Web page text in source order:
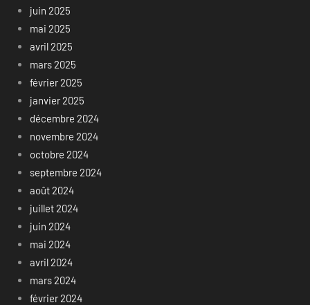
juin 2025
mai 2025
avril 2025
mars 2025
février 2025
janvier 2025
décembre 2024
novembre 2024
octobre 2024
septembre 2024
août 2024
juillet 2024
juin 2024
mai 2024
avril 2024
mars 2024
février 2024